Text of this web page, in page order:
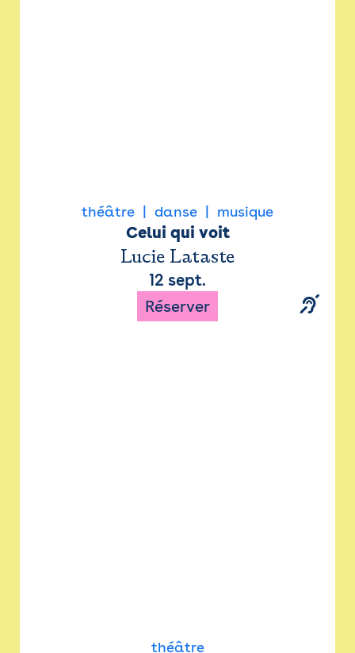
théâtre danse musique
Celui qui voit
Lucie Lataste
12 sept.
Réserver
théâtre